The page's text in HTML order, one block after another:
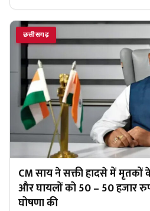
छत्तीसगढ़
CM साय ने सक्ती हादसे में
और घायलों को 50 – 50 हजार
घोषणा की